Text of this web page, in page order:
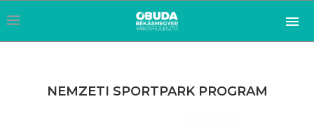
NEMZETI SPORTPARK PROGRAM